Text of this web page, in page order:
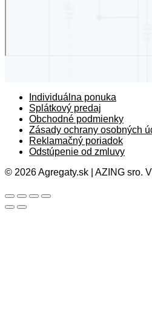
Individuálna ponuka
Splátkový predaj
Obchodné podmienky
Zásady ochrany osobných
Reklamačný poriadok
Odstúpenie od zmluvy
© 2026 Agregaty.sk | AZING sro.